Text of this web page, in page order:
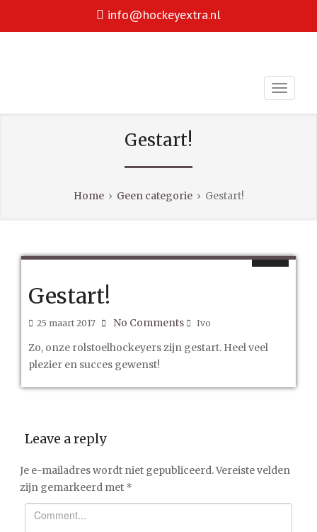
info@hockeyextra.nl
Gestart!
Home› Geen categorie› Gestart!
Gestart!
25 maart 2017 No Comments Ivo
Zo, onze rolstoelhockeyers zijn gestart. Heel veel
plezier en succes gewenst!
Leave a reply
Je e-mailadres wordt niet gepubliceerd.Vereiste velden
zijn gemarkeerd met *